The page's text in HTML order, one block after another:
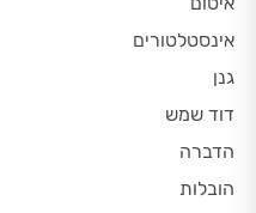
אינסטלטורים
גנן
דוד שמש
הדברה
הובלות